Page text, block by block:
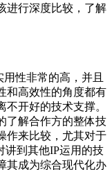
进行深度比较，了解
性非常的高，并且
和高效性的角度都有
开好的技术支撑。
了解合作方的整体技
作来比较，尤其对于
讲到其他IP运用的技
其成为综合现代化办